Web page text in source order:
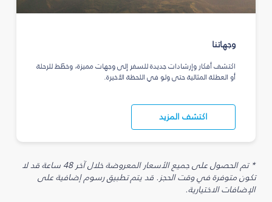
وجهاتنا
اكتشف أفكار وإرشادات جديدة للسفر إلى وجهات مميزة، وخطّط للرحلة
أو العطلة المثالية حتى ولو في اللحظة الأخيرة.
اكتشف المزيد
* تم الحصول على جميع الأسعار المعروضة خلال آخر 48 ساعة قد لا
تكون متوفرة في وقت الحجز. قد يتم تطبيق رسوم إضافية على
الإضافات الاختيارية.